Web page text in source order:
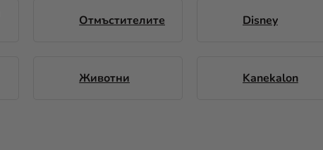
Отмъстителите Disney
Животни Kanekalon